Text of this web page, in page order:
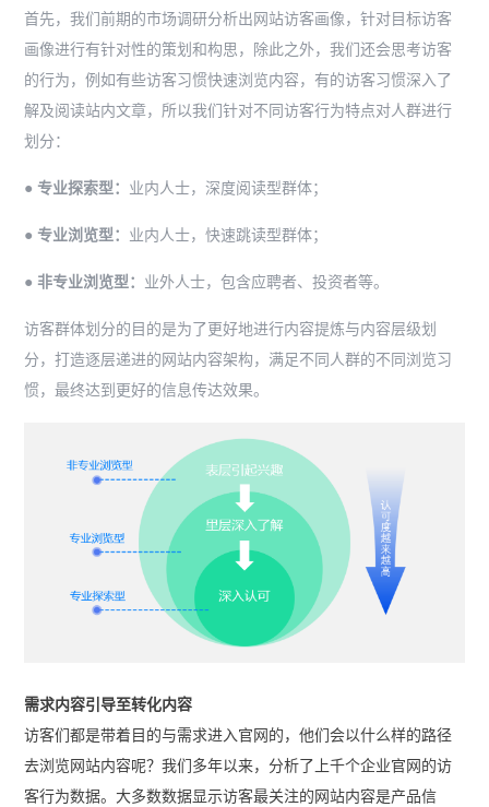
首先，我们前期的市场调研分析出网站访客画像，针对目标访客
画像进行有针对性的策划和构思，除此之外，我们还会思考访客
的行为，例如有些访客习惯快速浏览内容，有的访客习惯深入了
解及阅读站内文章，所以我们针对不同访客行为特点对人群进行
划分：
● 专业探索型： 业内人士，深度阅读型群体；
● 专业浏览型： 业内人士，快速跳读型群体；
● 非专业浏览型： 业外人士，包含应聘者、投资者等。
访客群体划分的目的是为了更好地进行内容提炼与内容层级划
分，打造逐层递进的网站内容架构，满足不同人群的不同浏览习
惯，最终达到更好的信息传达效果。
需求内容引导至转化内容
访客们都是带着目的与需求进入官网的，他们会以什么样的路径
去浏览网站内容呢？我们多年以来，分析了上千个企业官网的访
客行为数据。大多数数据显示访客最关注的网站内容是产品信